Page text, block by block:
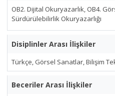
OB2. Dijital Okuryazarlık, OB4.
Sürdürülebilirlik Okuryazarlığı
Disiplinler Arası İlişkiler
Türkçe, Görsel Sanatlar, Bilişim
Beceriler Arası İlişkiler